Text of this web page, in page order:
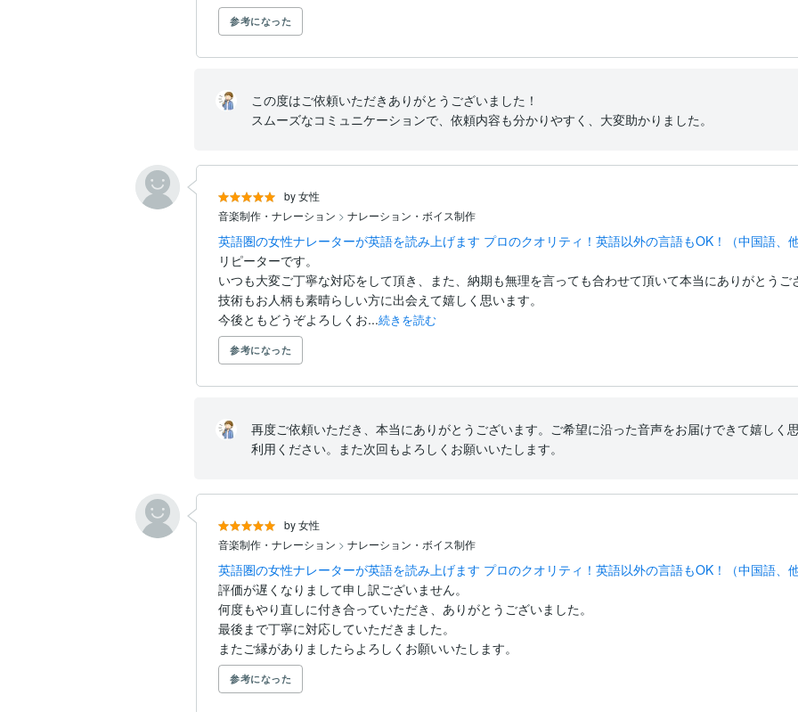
参考になった
この度はご依頼いただきありがとうございました！
スムーズなコミュニケーションで、依頼内容も分かりやすく、大変助かりました。
by 女性
音楽制作・ナレーション > ナレーション・ボイス制作
英語圏の女性ナレーターが英語を読み上げます プロのクオリティ！英語以外の言語もOK！（中国語、他
リピーターです。
いつも大変ご丁寧な対応をして頂き、また、納期も無理を言っても合わせて頂いて本当にありがとうご
技術もお人柄も素晴らしい方に出会えて嬉しく思います。
今後ともどうぞよろしくお...続きを読む
参考になった
再度ご依頼いただき、本当にありがとうございます。ご希望に沿った音声をお届けできて嬉しく
利用ください。また次回もよろしくお願いいたします。
by 女性
音楽制作・ナレーション > ナレーション・ボイス制作
英語圏の女性ナレーターが英語を読み上げます プロのクオリティ！英語以外の言語もOK！（中国語、他
評価が遅くなりまして申し訳ございません。
何度もやり直しに付き合っていただき、ありがとうございました。
最後まで丁寧に対応していただきました。
またご縁がありましたらよろしくお願いいたします。
参考になった